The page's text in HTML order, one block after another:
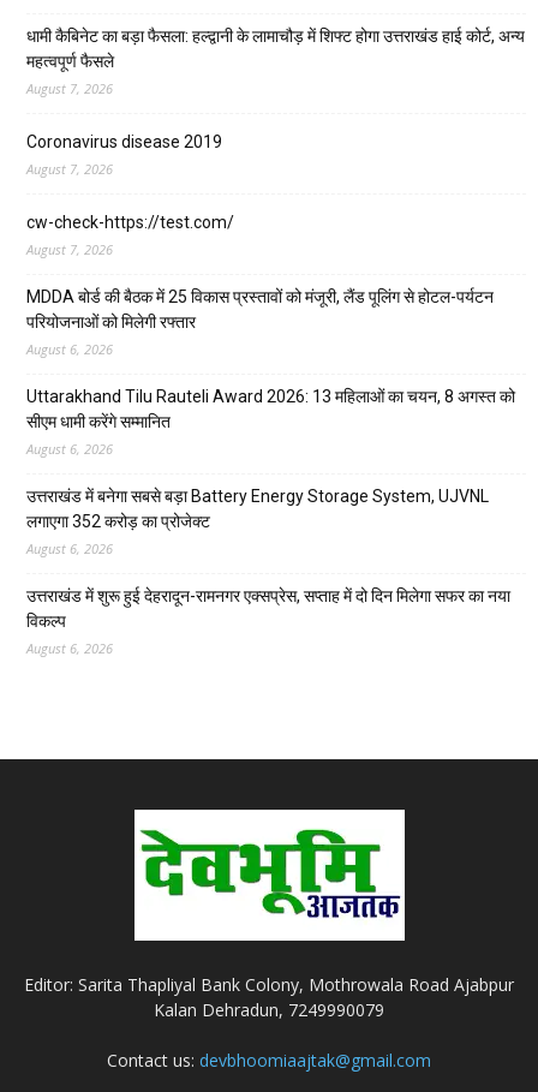
धामी कैबिनेट का बड़ा फैसला: हल्द्वानी के लामाचौड़ में शिफ्ट होगा उत्तराखंड हाई कोर्ट, अन्य
महत्वपूर्ण फैसले
August 7, 2026
Coronavirus disease 2019
August 7, 2026
cw-check-https://test.com/
August 7, 2026
MDDA बोर्ड की बैठक में 25 विकास प्रस्तावों को मंजूरी, लैंड पूलिंग से होटल-पर्यटन
परियोजनाओं को मिलेगी रफ्तार
August 6, 2026
Uttarakhand Tilu Rauteli Award 2026: 13 महिलाओं का चयन, 8 अगस्त को
सीएम धामी करेंगे सम्मानित
August 6, 2026
उत्तराखंड में बनेगा सबसे बड़ा Battery Energy Storage System, UJVNL
लगाएगा 352 करोड़ का प्रोजेक्ट
August 6, 2026
उत्तराखंड में शुरू हुई देहरादून-रामनगर एक्सप्रेस, सप्ताह में दो दिन मिलेगा सफर का नया
विकल्प
August 6, 2026
Editor: Sarita Thapliyal Bank Colony, Mothrowala Road Ajabpur
Kalan Dehradun, 7249990079
Contact us: devbhoomiaajtak@gmail.com